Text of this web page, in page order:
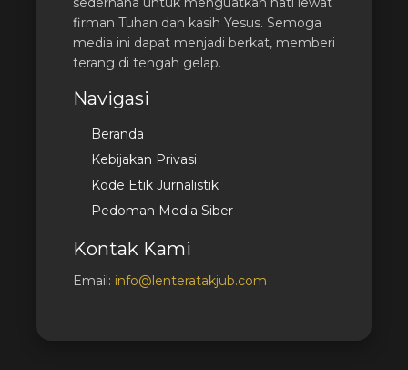
firman Tuhan dan kasih Yesus. Semoga
media ini dapat menjadi berkat, memberi
terang di tengah gelap.
Navigasi
Beranda
Kebijakan Privasi
Kode Etik Jurnalistik
Pedoman Media Siber
Kontak Kami
Email: info@lenteratakjub.com